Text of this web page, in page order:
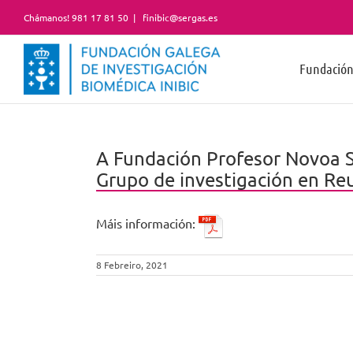
content
Chámanos! 981 17 81 50 | finibic@sergas.es
Fundación
A Fundación Profesor Novoa
Grupo de investigación en
Máis información:
8 Febreiro, 2021